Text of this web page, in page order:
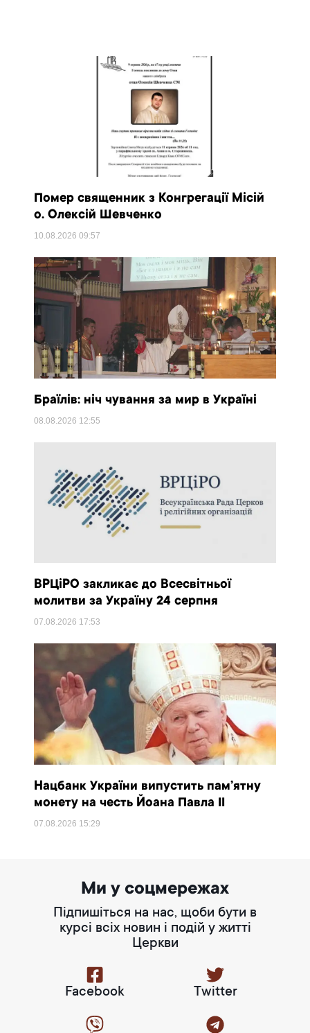
Помер священник з Конгрегації Місій
о. Олексій Шевченко
10.08.202609:57
Браїлів: ніч чування за мир в Україні
08.08.2026 12:55
ВРЦіРО закликає до Всесвітньої
молитви за Україну 24 серпня
07.08.2026 17:53
Нацбанк України випустить пам’ятну
монету на честь Йоана Павла II
07.08.2026 15:29
Ми у соцмережах
Підпишіться на нас, щоби бути в
курсі всіх новин і подій у житті
Церкви
Facebook Twitter